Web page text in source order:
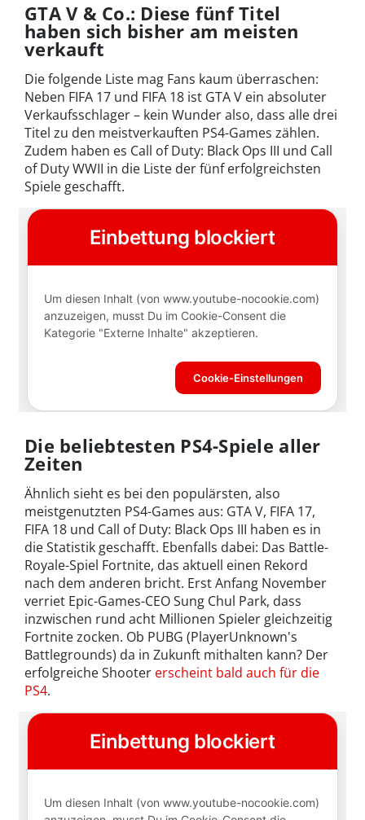
GTA V & Co.: Diese fünf Titel
haben sich bisher am meisten
verkauft
Die folgende Liste mag Fans kaum überraschen:
Neben FIFA 17 und FIFA 18 ist GTA V ein absoluter
Verkaufsschlager – kein Wunder also, dass alle drei
Titel zu den meistverkauften PS4-Games zählen.
Zudem haben es Call of Duty: Black Ops III und Call
of Duty WWII in die Liste der fünf erfolgreichsten
Spiele geschafft.
Die beliebtesten PS4-Spiele aller
Zeiten
Ähnlich sieht es bei den populärsten, also
meistgenutzten PS4-Games aus: GTA V, FIFA 17,
FIFA 18 und Call of Duty: Black Ops III haben es in
die Statistik geschafft. Ebenfalls dabei: Das Battle-
Royale-Spiel Fortnite, das aktuell einen Rekord
nach dem anderen bricht. Erst Anfang November
verriet Epic-Games-CEO Sung Chul Park, dass
inzwischen rund acht Millionen Spieler gleichzeitig
Fortnite zocken. Ob PUBG (PlayerUnknown's
Battlegrounds) da in Zukunft mithalten kann? Der
erfolgreiche Shooter erscheint bald auch für die
PS4.